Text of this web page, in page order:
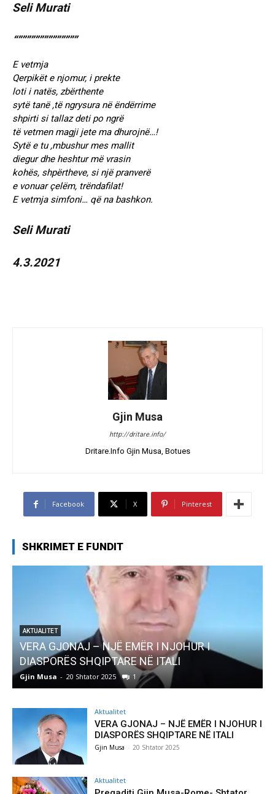
Seli Murati
“””””””””””””””
E vetmja
Qerpikët e njomur, i prekte
loti i natës, zbërthente
sytë tanë ,të ngrysura në ëndërrime
shpirti si tallaz deti po ngrë
të vetmen magji jete ma dhurojnë…!
Sytë e tu ,mbushur mes mallit
diegur dhe heshtur më vrasin
kohës, shpërtheve, si një pranverë
e vonuar çelëm, trëndafilat!
E vetmja simfoni… që na bashkon.
Seli Murati
4.3.2021
Gjin Musa
http://dritare.info/
Dritare.Info Gjin Musa, Botues
Facebook X Pinterest
SHKRIMET E FUNDIT
AKTUALITET
Pregaditi Gjin Musa-Rome- Shtator 2025
Gjin Musa - 8 Shtator 2025
Aktualitet
VERA GJONAJ – NJË EMËR I NJOHUR I
DIASPORËS SHQIPTARE NË ITALI
Gjin Musa - 20 Shtator 2025
Aktualitet